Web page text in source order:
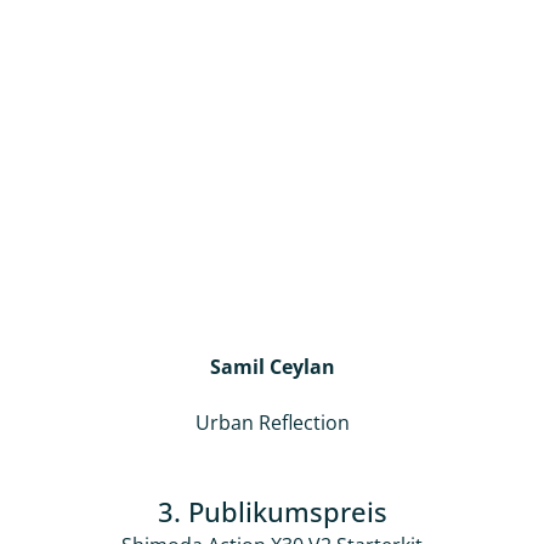
Samil Ceylan
Urban Reflection
3. Publikumspreis